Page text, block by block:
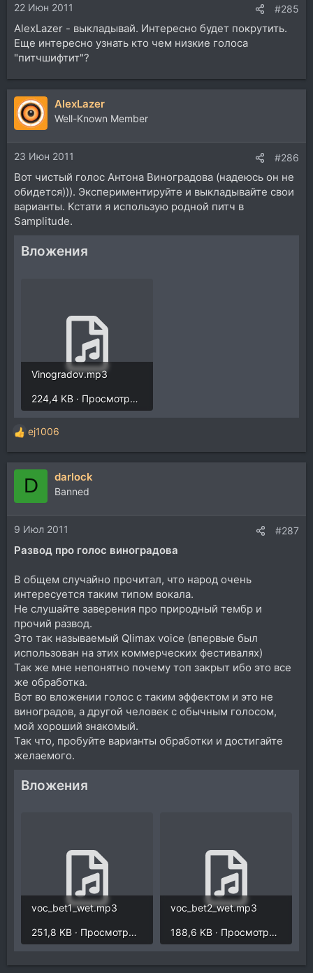
22 Июн 2011 #285
AlexLazer - выкладывай. Интересно будет покрутить.
Еще интересно узнать кто чем низкие голоса
"питчшифтит"?
AlexLazer
Well-Known Member
23 Июн 2011 #286
Вот чистый голос Антона Виноградова (надеюсь он не
обидется))). Экспериментируйте и выкладывайте свои
варианты. Кстати я использую родной питч в
Samplitude.
Вложения
Vinogradov.mp3
224,4 KB · Просмотры: 186
Р
е
а
и
и
:
ej1006
D darlock
Banned
9 Июл 2011 #287
Развод про голос виноградова
В общем случайно прочитал, что народ очень
интересуется таким типом вокала.
Не слушайте заверения про природный тембр и
прочий развод.
Это так называемый Qlimax voice (впервые был
использован на этих коммерческих фестивалях)
Так же мне непонятно почему топ закрыт ибо это все
же обработка.
Вот во вложении голос с таким эффектом и это не
виноградов, а другой человек с обычным голосом,
мой хороший знакомый.
Так что, пробуйте варианты обработки и достигайте
желаемого.
Вложения
voc_bet1_wet.mp3
251,8 KB · Просмотры: 288
voc_bet2_wet.mp3
188,6 KB · Просмотры: 265